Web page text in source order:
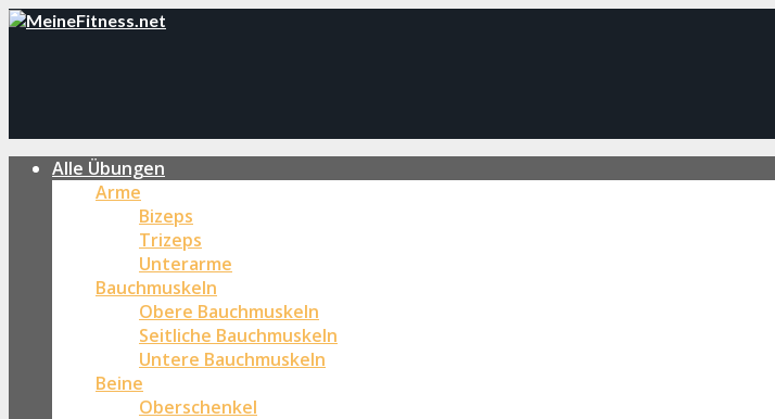
Alle Übungen
Arme
Bizeps
Trizeps
Unterarme
Bauchmuskeln
Obere Bauchmuskeln
Seitliche Bauchmuskeln
Untere Bauchmuskeln
Beine
Oberschenkel